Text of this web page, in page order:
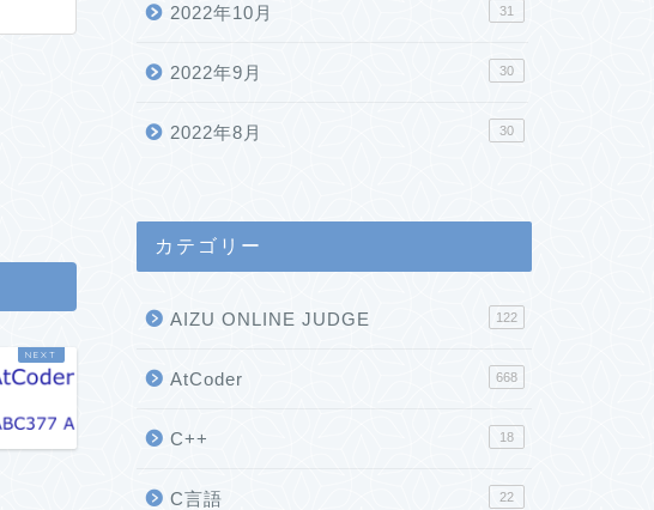
2022年10月 31
2022年9月 30
2022年8月 30
カテゴリー
AIZU ONLINE JUDGE 122
AtCoder 668
C++ 18
C言語 22